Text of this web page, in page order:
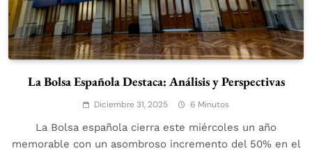
La Bolsa Española Destaca: Análisis y Perspectivas
Diciembre 31, 2025 6 Minutos
La Bolsa española cierra este miércoles un año
memorable con un asombroso incremento del 50% en el